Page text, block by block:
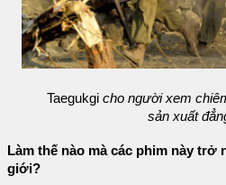
Taegukgi cho người xem
sản xuất
Làm thế nào mà các phim này trở
giới?